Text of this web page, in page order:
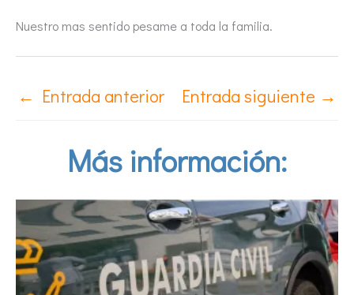
Nuestro mas sentido pesame a toda la familia.
← Entrada anterior Entrada siguiente →
Más información: